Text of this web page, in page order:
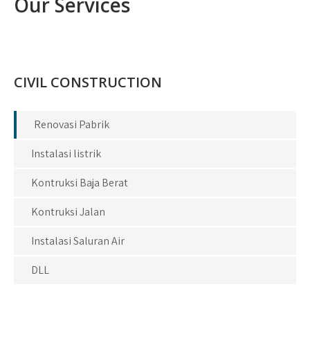
CIVIL CONSTRUCTION
Renovasi Pabrik
Instalasi listrik
Kontruksi Baja Berat
Kontruksi Jalan
Instalasi Saluran Air
DLL